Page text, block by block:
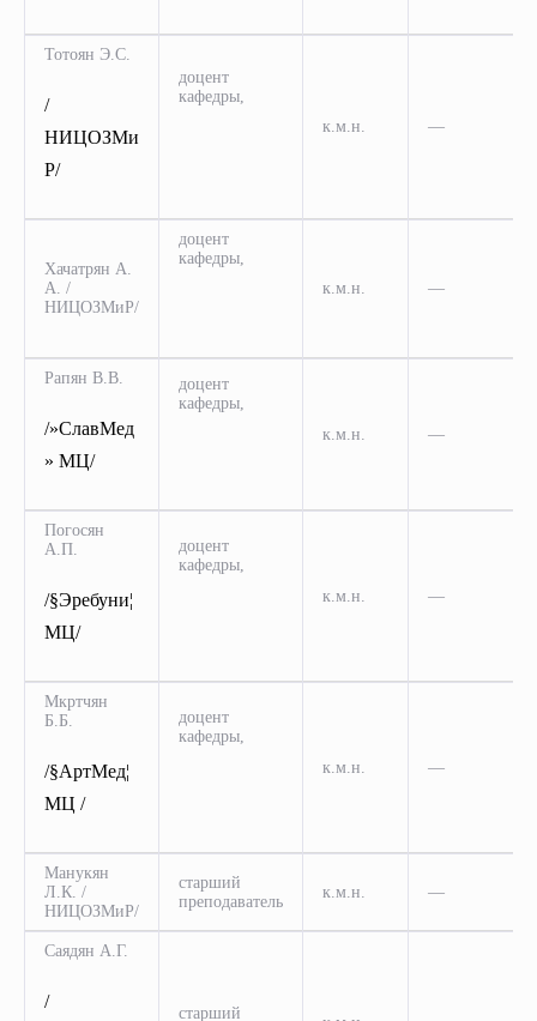
Тотоян Э.С.
/
НИЦОЗМи
Р/
доцент
кафедры,
к.м.н.
—
Хачатрян А.
А. /
НИЦОЗМиР/
доцент
кафедры,
к.м.н.
—
Рапян В.В.
/»СлавМед
» МЦ/
доцент
кафедры,
к.м.н.
—
Погосян
А.П.
/§Эребуни¦
МЦ/
доцент
кафедры,
к.м.н.
—
Мкртчян
Б.Б.
/§АртМед¦
МЦ /
доцент
кафедры,
к.м.н.
—
Манукян
Л.К. /
НИЦОЗМиР/
старший
преподаватель
к.м.н. —
Саядян А.Г.
/
старший